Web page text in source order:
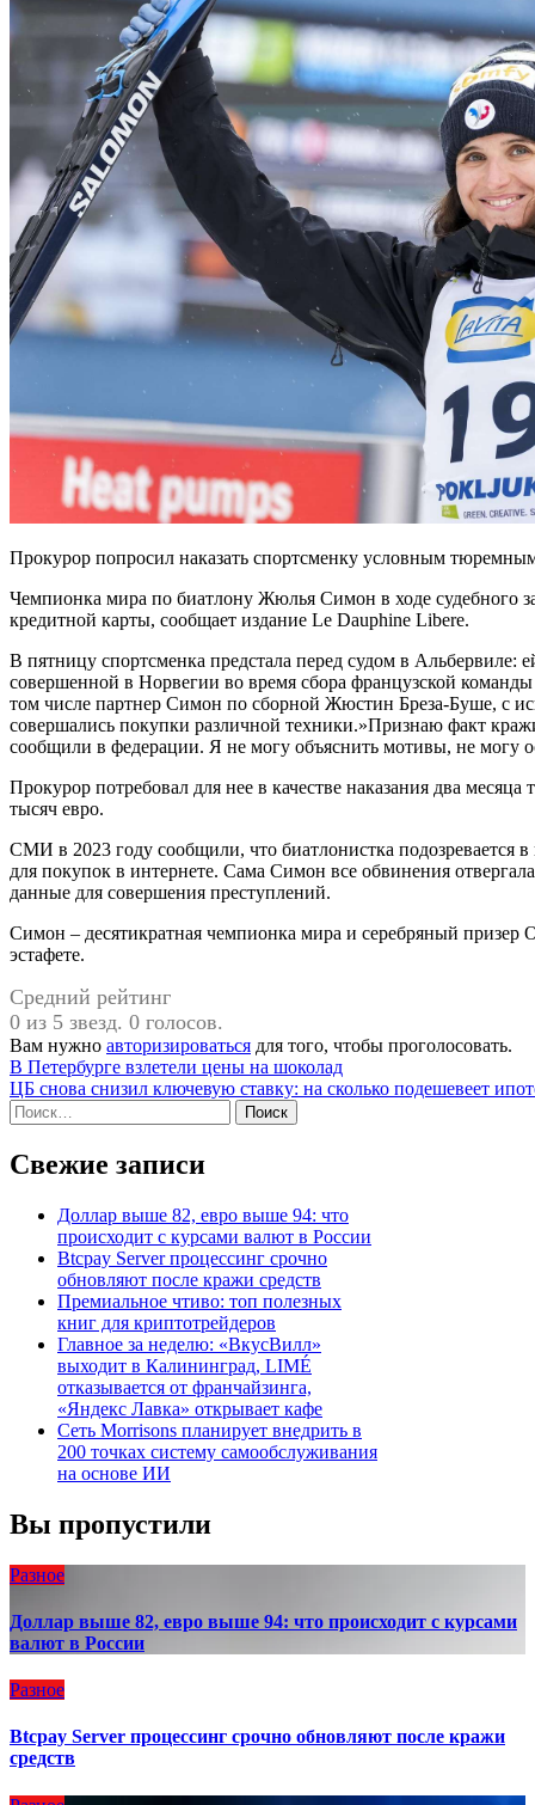
Прокурор попросил наказать спортсменку условным
Чемпионка мира по биатлону Жюлья Симон в ходе судебного
кредитной карты, сообщает издание Le Dauphine Libere.
В пятницу спортсменка предстала перед судом в Альбервиле:
совершенной в Норвегии во время сбора французской
том числе партнер Симон по сборной Жюстин Бреза-Буше, с
совершались покупки различной техники.»Признаю факт
сообщили в федерации. Я не могу объяснить мотивы, не могу
Прокурор потребовал для нее в качестве наказания два
тысяч евро.
СМИ в 2023 году сообщили, что биатлонистка подозревается
для покупок в интернете. Сама Симон все обвинения
данные для совершения преступлений.
Симон – десятикратная чемпионка мира и серебряный
эстафете.
Средний рейтинг
0 из 5 звезд. 0 голосов.
Вам нужно авторизироваться для того, чтобы проголосовать.
Навигация
по
записям
В Петербурге взлетели цены на шоколад
ЦБ снова снизил ключевую ставку: на сколько подешевеет
Найти:
Свежие записи
Доллар выше 82, евро выше 94: что
происходит с курсами валют в России
Btcpay Server процессинг срочно
обновляют после кражи средств
Премиальное чтиво: топ полезных
книг для криптотрейдеров
Главное за неделю: «ВкусВилл»
выходит в Калининград, LIMÉ
отказывается от франчайзинга,
«Яндекс Лавка» открывает кафе
Сеть Morrisons планирует внедрить в
200 точках систему самообслуживания
на основе ИИ
Вы пропустили
Разное
Доллар выше 82, евро выше 94: что происходит с курсами
валют в России
Разное
Btcpay Server процессинг срочно обновляют после кражи
средств